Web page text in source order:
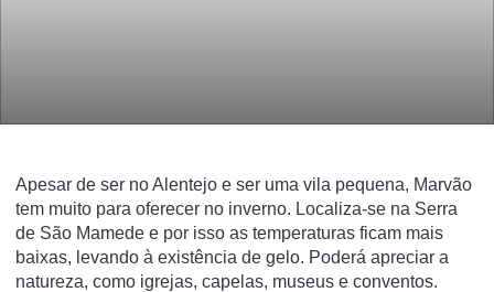
Apesar de ser no Alentejo e ser uma vila pequena, Marvão
tem muito para oferecer no inverno. Localiza-se na Serra
de São Mamede e por isso as temperaturas ficam mais
baixas, levando à existência de gelo. Poderá apreciar a
natureza, como igrejas, capelas, museus e conventos.